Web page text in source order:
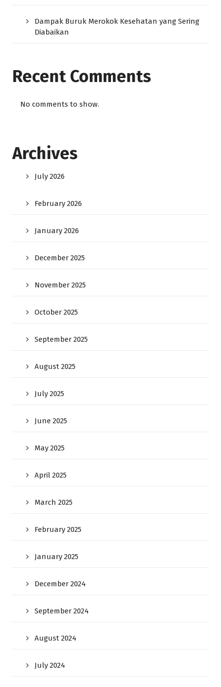
Dampak Buruk Merokok Kesehatan yang Sering
Diabaikan
Recent Comments
No comments to show.
Archives
July 2026
February 2026
January 2026
December 2025
November 2025
October 2025
September 2025
August 2025
July 2025
June 2025
May 2025
April 2025
March 2025
February 2025
January 2025
December 2024
September 2024
August 2024
July 2024